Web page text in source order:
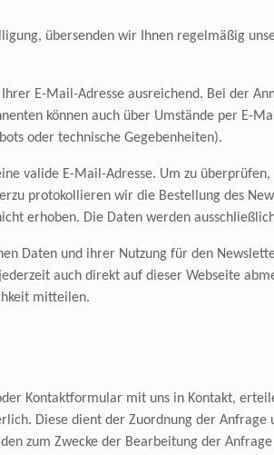
übersenden wir Ihnen regelmäßig
E-Mail-Adresse ausreichend. Bei der
können auch über Umstände per
oder technische Gegebenheiten).
valide E-Mail-Adresse. Um zu
protokollieren wir die Bestellung des
erhoben. Die Daten werden
Daten und ihrer Nutzung für den
auch direkt auf dieser Webseite
mitteilen.
Kontaktformular mit uns in Kontakt,
Diese dient der Zuordnung der
zum Zwecke der Bearbeitung der